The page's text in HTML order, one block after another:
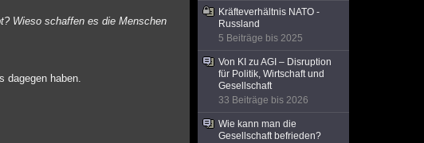
Wieso schaffen es die Menschen
dagegen haben.
Kräfteverhältnis NATO -
Russland
5 Beiträge bis 2025
Von KI zu AGI – Disruption
für Politik, Wirtschaft und
Gesellschaft
33 Beiträge bis 2026
Wie kann man die
Gesellschaft befrieden?